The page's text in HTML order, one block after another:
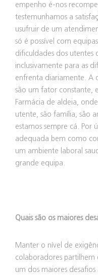
empenho é-nos
testemunhamos a
usufruir de um
só é possível com
dificuldades dos utentes
inclusivamente para as
enfrenta diariamente. A
são um fator constante,
Farmácia de aldeia,
utente, são família, são
estamos sempre cá. Por
adequada bem como
um ambiente laboral
grande equipa.
Quais são os maiores
Manter o nível de
colaboradores partilhem
um dos maiores